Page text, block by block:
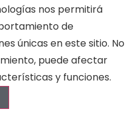
nos permitirá
de
únicas en este sitio. No
puede afectar
y funciones.